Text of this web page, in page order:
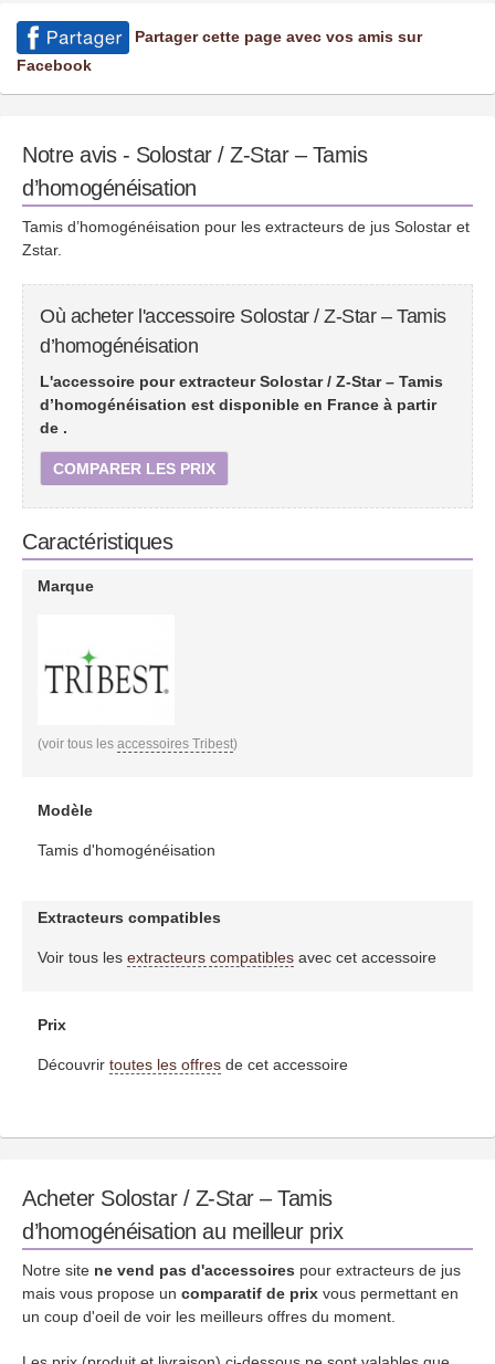
Partager cette page avec vos amis sur
Facebook
Notre avis - Solostar / Z-Star – Tamis
d’homogénéisation
Tamis d’homogénéisation pour les extracteurs de jus Solostar et
Zstar.
Où acheter l'accessoire Solostar / Z-Star – Tamis
d’homogénéisation
L'accessoire pour extracteur Solostar / Z-Star – Tamis
d’homogénéisation est disponible en France à partir
de .
COMPARER LES PRIX
Caractéristiques
Marque
(voir tous les accessoires Tribest)
Modèle
Tamis d'homogénéisation
Extracteurs compatibles
Voir tous les extracteurs compatiblesavec cet accessoire
Prix
Découvrir toutes les offresde cet accessoire
Acheter Solostar / Z-Star – Tamis
d’homogénéisation au meilleur prix
Notre site ne vend pas d'accessoires pour extracteurs de jus
mais vous propose un comparatif de prix vous permettant en
un coup d'oeil de voir les meilleurs offres du moment.